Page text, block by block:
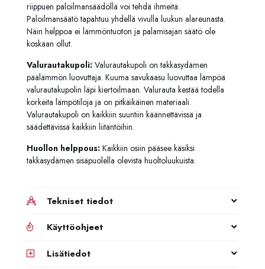
riippuen paloilmansäädöllä voi tehdä ihmeitä.
Paloilmansäätö tapahtuu yhdellä vivulla luukun alareunasta.
Näin helppoa ei lämmöntuoton ja palamisajan säätö ole
koskaan ollut.
Valurautakupoli: Valurautakupoli on takkasydämen
päälämmön luovuttaja. Kuuma savukaasu luovuttaa lämpöä
valurautakupolin läpi kiertoilmaan. Valurauta kestää todella
korkeita lämpötiloja ja on pitkäikäinen materiaali.
Valurautakupoli on kaikkiin suuntiin käännettävissä ja
säädettävissä kaikkiin liitäntöihin.
Huollon helppous: Kaikkiin osiin pääsee käsiksi
takkasydämen sisäpuolella olevista huoltoluukuista.
Tekniset tiedot
Käyttöohjeet
Lisätiedot